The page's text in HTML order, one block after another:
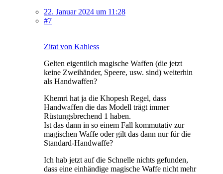
22. Januar 2024 um 11:28
#7
Zitat von Kahless
Gelten eigentlich magische Waffen (die jetzt
keine Zweihänder, Speere, usw. sind) weiterhin
als Handwaffen?
Khemri hat ja die Khopesh Regel, dass
Handwaffen die das Modell trägt immer
Rüstungsbrechend 1 haben.
Ist das dann in so einem Fall kommutativ zur
magischen Waffe oder gilt das dann nur für die
Standard-Handwaffe?
Ich hab jetzt auf die Schnelle nichts gefunden,
dass eine einhändige magische Waffe nicht mehr